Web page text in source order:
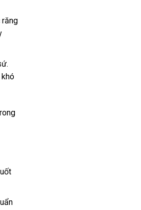
răng